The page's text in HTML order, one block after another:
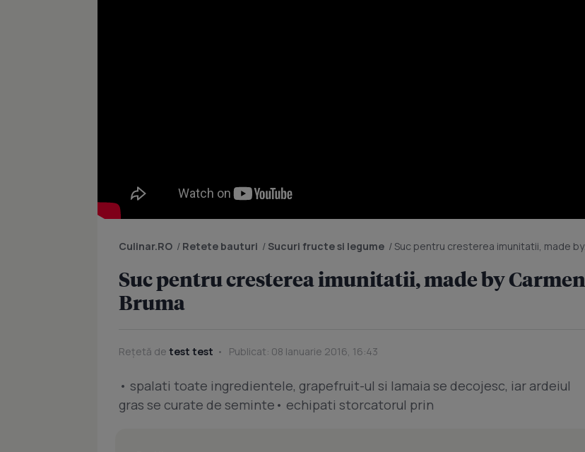
Culinar.RO / Retete bauturi / Sucuri fructe si legume /Suc pentru cresterea imunitatii, made by Carmen Bruma
Suc pentru cresterea imunitatii, made by Carmen
Bruma
Rețetă de test test Publicat: 08 Ianuarie 2016, 16:43
• spalati toate ingredientele, grapefruit-ul si lamaia se decojesc, iar ardeiul
gras se curate de seminte• echipati storcatorul prin